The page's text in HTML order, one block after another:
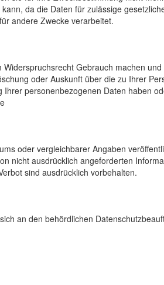
da die Daten für zulässige
andere Zwecke verarbeitet.
Gebrauch machen
oder Auskunft über die zu Ihrer
personenbezogenen Daten haben
oder vergleichbarer Angaben
nicht ausdrücklich angeforderten
sind ausdrücklich vorbehalten.
an den behördlichen